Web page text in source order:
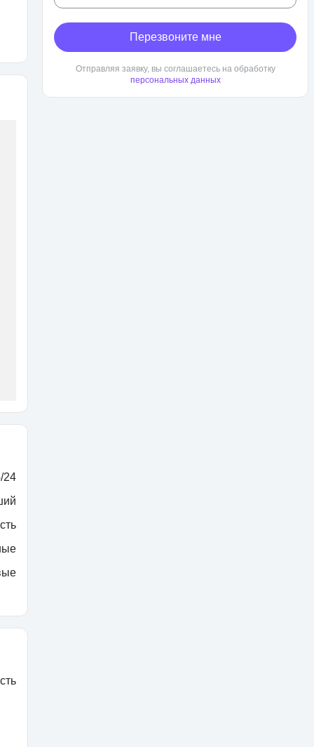
24
Перезвоните мне
Отправляя заявку, вы соглашаетесь на обработку
персональных данных